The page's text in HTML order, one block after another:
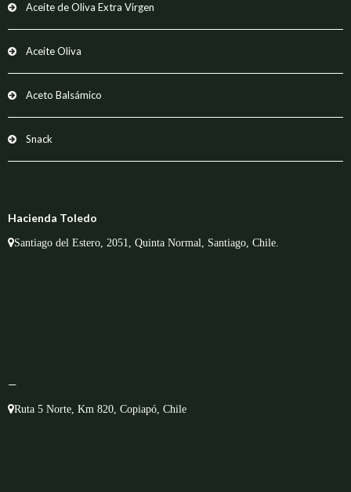
Aceite de Oliva Extra Virgen
Aceite Oliva
Aceto Balsámico
Snack
Hacienda Toledo
Santiago del Estero, 2051, Quinta Normal, Santiago, Chile.
—
Ruta 5 Norte, Km 820, Copiapó, Chile